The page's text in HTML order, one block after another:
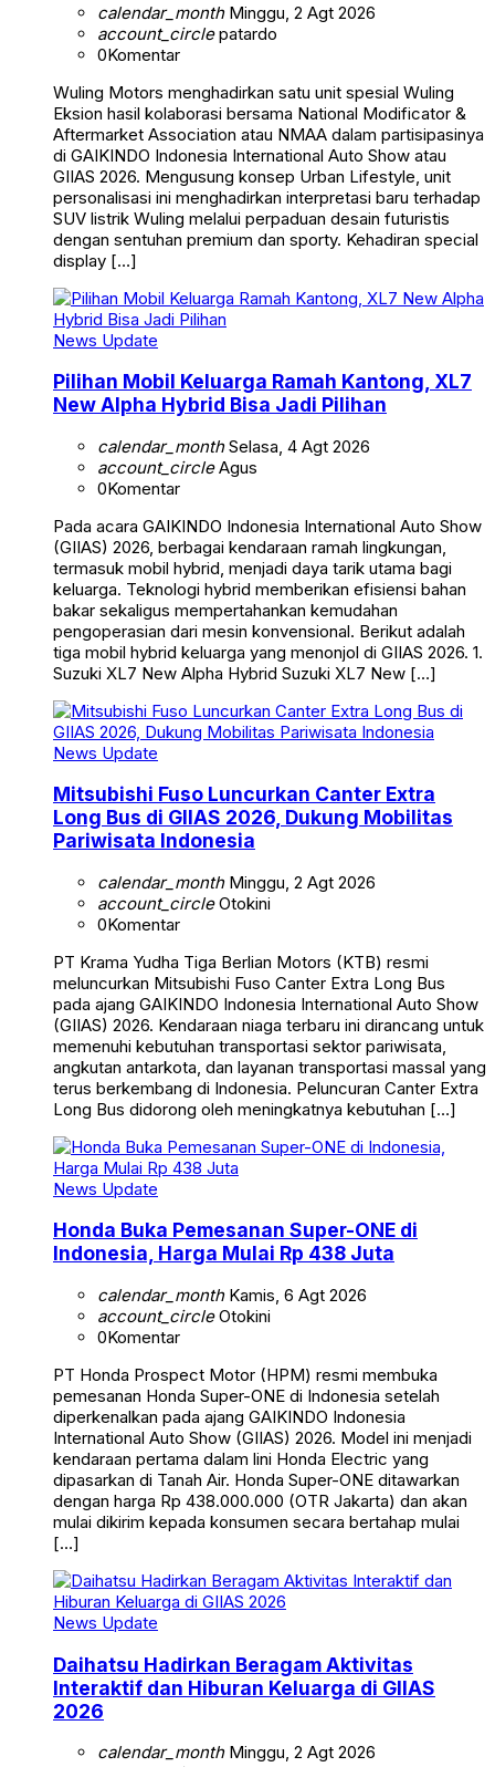
calendar_monthMinggu, 2 Agt 2026
account_circlepatardo
0Komentar
Wuling Motors menghadirkan satu unit spesial Wuling
Eksion hasil kolaborasi bersama National Modificator &
Aftermarket Association atau NMAA dalam partisipasinya
di GAIKINDO Indonesia International Auto Show atau
GIIAS 2026. Mengusung konsep Urban Lifestyle, unit
personalisasi ini menghadirkan interpretasi baru terhadap
SUV listrik Wuling melalui perpaduan desain futuristis
dengan sentuhan premium dan sporty. Kehadiran special
display […]
News Update
Pilihan Mobil Keluarga Ramah Kantong, XL7
New Alpha Hybrid Bisa Jadi Pilihan
calendar_monthSelasa, 4 Agt 2026
account_circleAgus
0Komentar
Pada acara GAIKINDO Indonesia International Auto Show
(GIIAS) 2026, berbagai kendaraan ramah lingkungan,
termasuk mobil hybrid, menjadi daya tarik utama bagi
keluarga. Teknologi hybrid memberikan efisiensi bahan
bakar sekaligus mempertahankan kemudahan
pengoperasian dari mesin konvensional. Berikut adalah
tiga mobil hybrid keluarga yang menonjol di GIIAS 2026. 1.
Suzuki XL7 New Alpha Hybrid Suzuki XL7 New […]
News Update
Mitsubishi Fuso Luncurkan Canter Extra
Long Bus di GIIAS 2026, Dukung Mobilitas
Pariwisata Indonesia
calendar_monthMinggu, 2 Agt 2026
account_circleOtokini
0Komentar
PT Krama Yudha Tiga Berlian Motors (KTB) resmi
meluncurkan Mitsubishi Fuso Canter Extra Long Bus
pada ajang GAIKINDO Indonesia International Auto Show
(GIIAS) 2026. Kendaraan niaga terbaru ini dirancang untuk
memenuhi kebutuhan transportasi sektor pariwisata,
angkutan antarkota, dan layanan transportasi massal yang
terus berkembang di Indonesia. Peluncuran Canter Extra
Long Bus didorong oleh meningkatnya kebutuhan […]
News Update
Honda Buka Pemesanan Super-ONE di
Indonesia, Harga Mulai Rp 438 Juta
calendar_monthKamis, 6 Agt 2026
account_circleOtokini
0Komentar
PT Honda Prospect Motor (HPM) resmi membuka
pemesanan Honda Super-ONE di Indonesia setelah
diperkenalkan pada ajang GAIKINDO Indonesia
International Auto Show (GIIAS) 2026. Model ini menjadi
kendaraan pertama dalam lini Honda Electric yang
dipasarkan di Tanah Air. Honda Super-ONE ditawarkan
dengan harga Rp 438.000.000 (OTR Jakarta) dan akan
mulai dikirim kepada konsumen secara bertahap mulai
[…]
News Update
Daihatsu Hadirkan Beragam Aktivitas
Interaktif dan Hiburan Keluarga di GIIAS
2026
calendar_monthMinggu, 2 Agt 2026